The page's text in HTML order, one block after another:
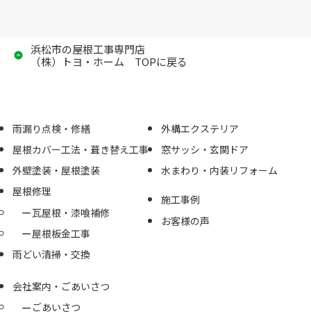
浜松市の屋根工事専門店
（株）トヨ・ホーム TOPに戻る
雨漏り点検・修繕
屋根カバー工法・葺き替え工事
外壁塗装・屋根塗装
屋根修理
瓦屋根・漆喰補修
屋根板金工事
雨どい清掃・交換
外構エクステリア
窓サッシ・玄関ドア
水まわり・内装リフォーム
施工事例
お客様の声
会社案内・ごあいさつ
ごあいさつ